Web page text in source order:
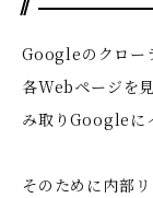
Googleのクロー
各Webページを
み取りGoogleに
そのために内部